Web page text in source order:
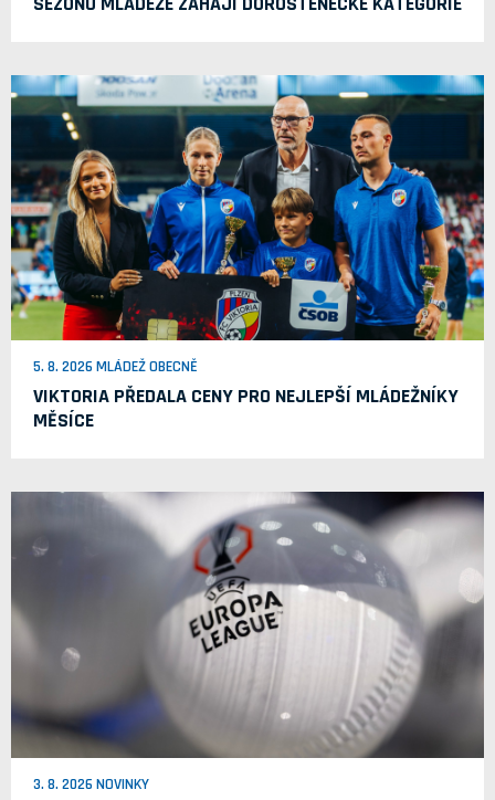
5. 8. 2026 MLÁDEŽ OBECNĚ
VIKTORIA PŘEDALA CENY PRO NEJLEPŠÍ MLÁDEŽNÍKY
MĚSÍCE
3. 8. 2026 NOVINKY